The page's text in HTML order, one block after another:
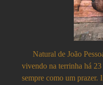
Natural de João
vivendo na terrinha há
sempre como um prazer.